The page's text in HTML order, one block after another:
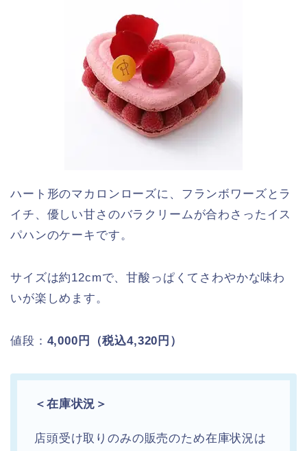
ハート形のマカロンローズに、フランボワーズとラ
イチ、優しい甘さのバラクリームが合わさったイス
パハンのケーキです。
サイズは約12cmで、甘酸っぱくてさわやかな味わ
いが楽しめます。
値段： 4,000円（税込4,320円）
＜在庫状況＞
店頭受け取りのみの販売のため在庫状況は